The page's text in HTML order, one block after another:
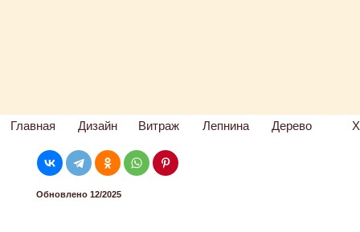
Главная Дизайн Витраж Лепнина Дерево
Обновлено 12/2025